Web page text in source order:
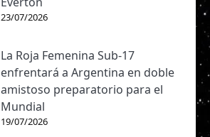
23/07/2026
La Roja Femenina Sub-17
enfrentará a Argentina en doble
amistoso preparatorio para el
Mundial
19/07/2026